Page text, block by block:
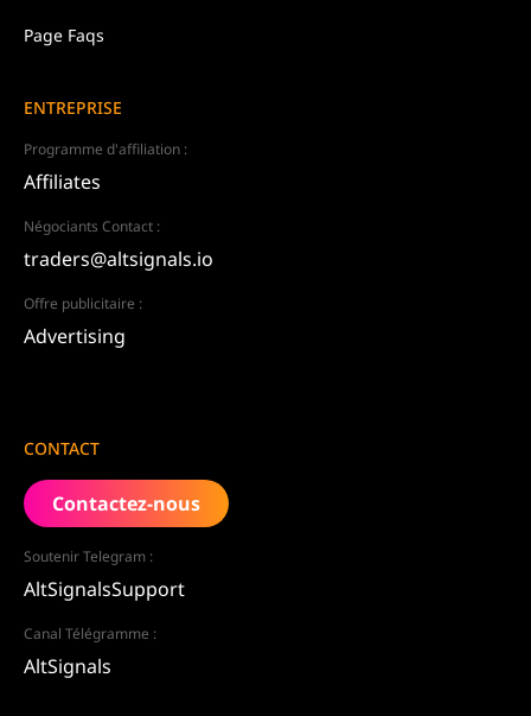
Page Faqs
ENTREPRISE
Programme d'affiliation :
Affiliates
Négociants Contact :
traders@altsignals.io
Offre publicitaire :
Advertising
CONTACT
Contactez-nous
Soutenir Telegram :
AltSignalsSupport
Canal Télégramme :
AltSignals